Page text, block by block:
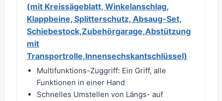
(mit Kreissägeblatt, Winkelanschlag,
Klappbeine, Splitterschutz, Absaug-Set,
Schiebestock,Zubehörgarage,Abstützung
mit
Transportrolle,Innensechskantschlüssel)
Multifunktions-Zuggriff: Ein Griff, alle
Funktionen in einer Hand
Schnelles Umstellen von Längs- auf